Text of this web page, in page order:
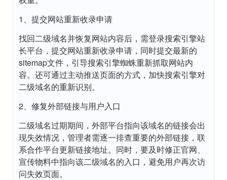
1、提交网站重新收录申请
找回二级域名并恢复网站内容后，需登录搜索引擎站
长平台，提交网站重新收录申请，同时提交最新的
sitemap文件，引导搜索引擎蜘蛛重新抓取网站内
容。还可通过主动推送页面的方式，加快搜索引擎对
二级域名的重新识别。
2、修复外部链接与用户入口
二级域名过期期间，外部平台指向该域名的链接会出
现失效情况，管理者需逐一排查重要的外部链接，联
系合作平台更新链接地址。同时，要及时修正官网、
宣传物料中指向该二级域名的入口，避免用户再次访
问失效页面。